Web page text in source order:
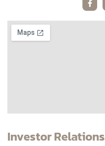
Investor Relations